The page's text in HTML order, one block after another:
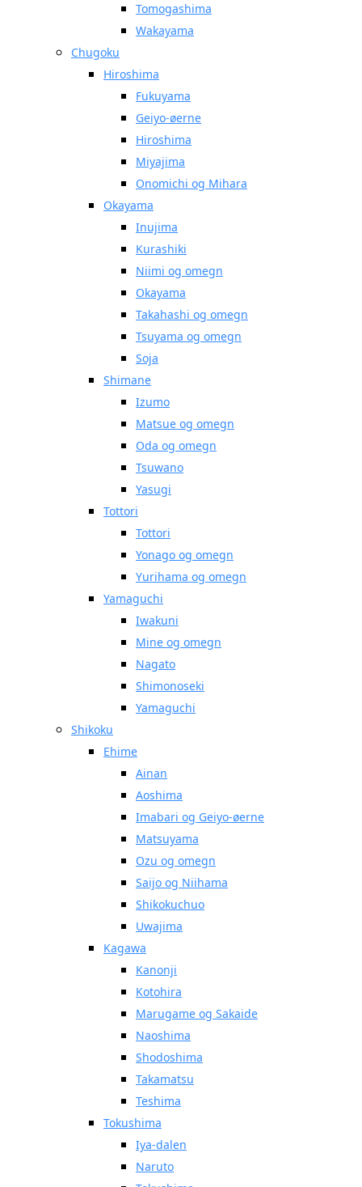
Tomogashima
Wakayama
Chugoku
Hiroshima
Fukuyama
Geiyo-øerne
Hiroshima
Miyajima
Onomichi og Mihara
Okayama
Inujima
Kurashiki
Niimi og omegn
Okayama
Takahashi og omegn
Tsuyama og omegn
Soja
Shimane
Izumo
Matsue og omegn
Oda og omegn
Tsuwano
Yasugi
Tottori
Tottori
Yonago og omegn
Yurihama og omegn
Yamaguchi
Iwakuni
Mine og omegn
Nagato
Shimonoseki
Yamaguchi
Shikoku
Ehime
Ainan
Aoshima
Imabari og Geiyo-øerne
Matsuyama
Ozu og omegn
Saijo og Niihama
Shikokuchuo
Uwajima
Kagawa
Kanonji
Kotohira
Marugame og Sakaide
Naoshima
Shodoshima
Takamatsu
Teshima
Tokushima
Iya-dalen
Naruto